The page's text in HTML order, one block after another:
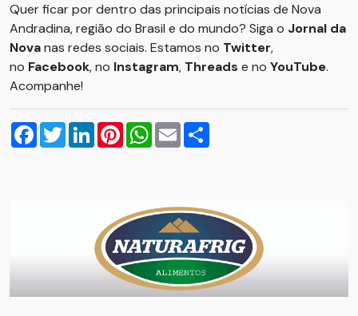
Quer ficar por dentro das principais notícias de Nova
Andradina, região do Brasil e do mundo? Siga o Jornal da
Novanas redes sociais. Estamos no Twitter,
no Facebook, no Instagram, Threads e no YouTube.
Acompanhe!
Facebook
TwitterLinkedInPinterestWhatsApp
Email